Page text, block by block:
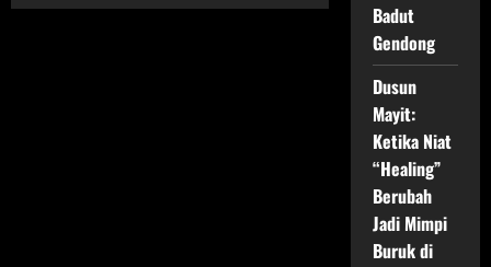
Badut
Gendong
Dusun
Mayit:
Ketika Niat
“Healing”
Berubah
Jadi Mimpi
Buruk di